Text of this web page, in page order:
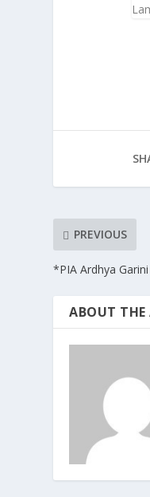
PREVIOUS
*PIA Ardhya
ABOUT